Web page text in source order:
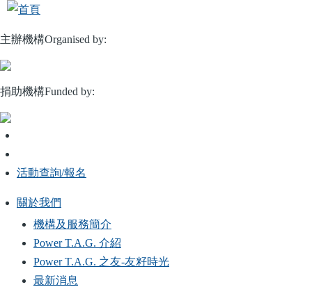
移
主
內
容
主辦機構Organised by:
捐助機構Funded by:
活動查詢/報名
Main
navigation
關於我們
機構及服務簡介
Power T.A.G. 介紹
Power T.A.G. 之友-友籽時光
最新消息